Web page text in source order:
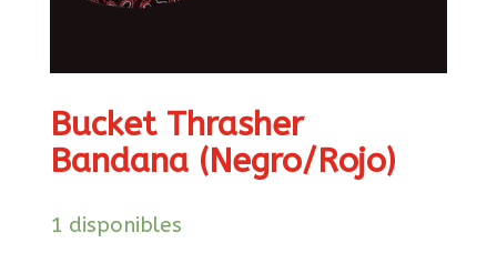
Bucket Thrasher
Bandana (Negro/Rojo)
1 disponibles